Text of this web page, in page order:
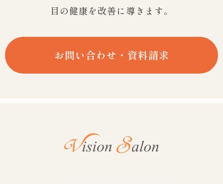
目の健康を改善に導きます。
お問い合わせ・資料請求